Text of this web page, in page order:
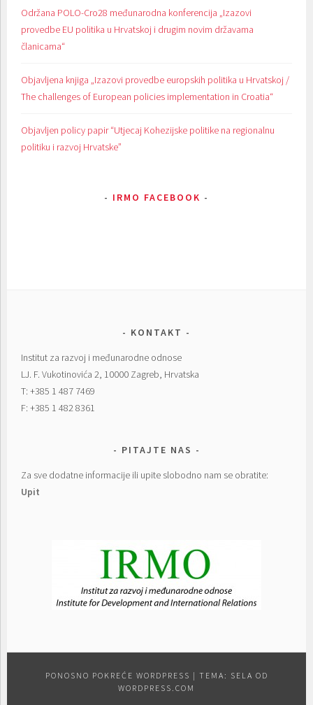
Održana POLO-Cro28 međunarodna konferencija „Izazovi
provedbe EU politika u Hrvatskoj i drugim novim državama
članicama“
Objavljena knjiga „Izazovi provedbe europskih politika u Hrvatskoj /
The challenges of European policies implementation in Croatia“
Objavljen policy papir “Utjecaj Kohezijske politike na regionalnu
politiku i razvoj Hrvatske”
IRMO FACEBOOK
KONTAKT
Institut za razvoj i međunarodne odnose
LJ. F. Vukotinovića 2, 10000 Zagreb, Hrvatska
T: +385 1 487 7469
F: +385 1 482 8361
PITAJTE NAS
Za sve dodatne informacije ili upite slobodno nam se obratite:
Upit
PONOSNO POKREĆE WORDPRESS | TEMA: SELA OD
WORDPRESS.COM